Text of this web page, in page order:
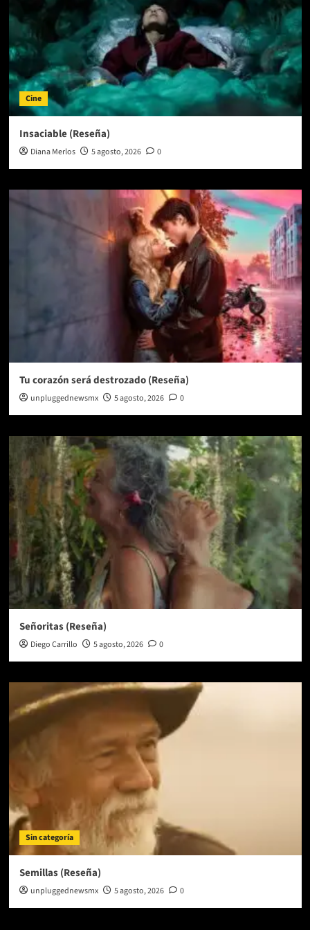
Cine
Insaciable (Reseña)
Diana Merlos 5 agosto, 2026 0
Tu corazón será destrozado (Reseña)
unpluggednewsmx 5 agosto, 2026 0
Señoritas (Reseña)
Diego Carrillo 5 agosto, 2026 0
Sin categoría
Semillas (Reseña)
unpluggednewsmx 5 agosto, 2026 0